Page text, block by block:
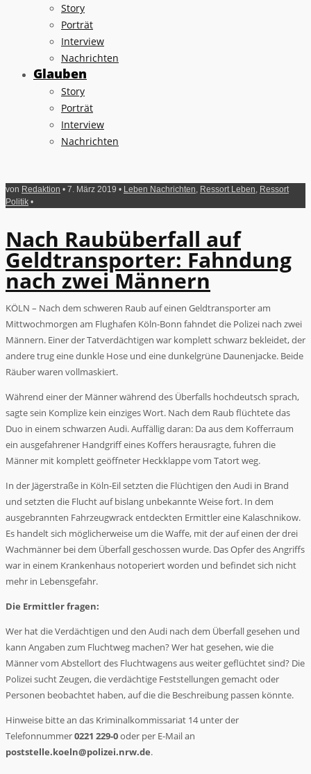
Story
Porträt
Interview
Nachrichten
Glauben
Story
Porträt
Interview
Nachrichten
von Redaktion • 7. März 2019 • Leben Nachrichten Ressort Leben Ressort
Politik •
Nach Raubüberfall auf
Geldtransporter: Fahndung
nach zwei Männern
KÖLN – Nach dem schweren Raub auf einen Geldtransporter am
Mittwochmorgen am Flughafen Köln-Bonn fahndet die Polizei nach zwei
Männern. Einer der Tatverdächtigen war komplett schwarz bekleidet, der
andere trug eine dunkle Hose und eine dunkelgrüne Daunenjacke. Beide
Räuber waren vollmaskiert.
Während einer der Männer während des Überfalls hochdeutsch sprach,
sagte sein Komplize kein einziges Wort. Nach dem Raub flüchtete das
Duo in einem schwarzen Audi. Auffällig daran: Da aus dem Kofferraum
ein ausgefahrener Handgriff eines Koffers herausragte, fuhren die
Männer mit komplett geöffneter Heckklappe vom Tatort weg.
In der Jägerstraße in Köln-Eil setzten die Flüchtigen den Audi in Brand
und setzten die Flucht auf bislang unbekannte Weise fort. In dem
ausgebrannten Fahrzeugwrack entdeckten Ermittler eine Kalaschnikow.
Es handelt sich möglicherweise um die Waffe, mit der auf einen der drei
Wachmänner bei dem Überfall geschossen wurde. Das Opfer des Angriffs
war in einem Krankenhaus notoperiert worden und befindet sich nicht
mehr in Lebensgefahr.
Die Ermittler fragen:
Wer hat die Verdächtigen und den Audi nach dem Überfall gesehen und
kann Angaben zum Fluchtweg machen? Wer hat gesehen, wie die
Männer vom Abstellort des Fluchtwagens aus weiter geflüchtet sind? Die
Polizei sucht Zeugen, die verdächtige Feststellungen gemacht oder
Personen beobachtet haben, auf die die Beschreibung passen könnte.
Hinweise bitte an das Kriminalkommissariat 14 unter der
Telefonnummer0221 229-0oder per E-Mail an
poststelle.koeln@polizei.nrw.de.